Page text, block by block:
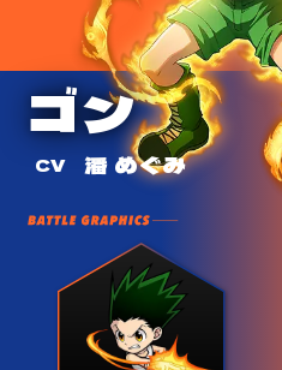
ビスケ
CV 横山 智佐
ゴン
CV 潘 めぐみ
キルア
CV 伊瀬 茉莉也
クラピカ
CV 沢城 みゆき
レオリオ
CV 藤原 啓治
ヒソカ
CV 浪川 大輔
ネテロ
CV 銀河 万丈
マチ
CV 前田 玲奈
ビスケ
CV 横山 智佐
ゴン
CV 潘 めぐみ